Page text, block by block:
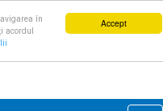
Accept
în
acordul